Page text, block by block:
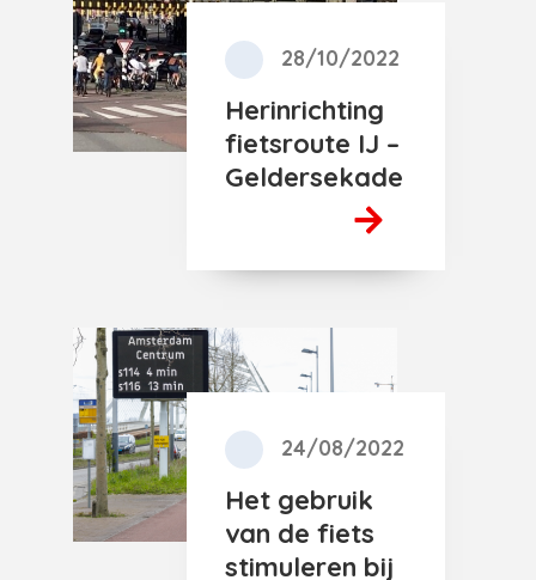
28/10/2022
Herinrichting
fietsroute IJ –
Geldersekade
24/08/2022
Het gebruik
van de fiets
stimuleren bij